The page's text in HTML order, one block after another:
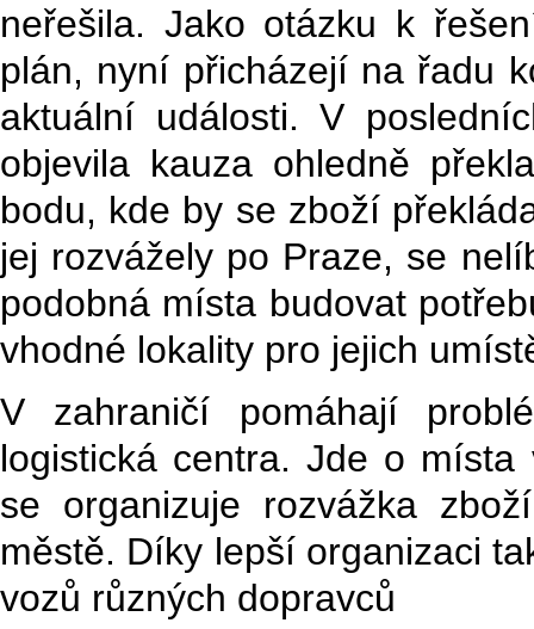
neřešila. Jako otázku k
plán, nyní přicházejí na řadu
aktuální události. V
objevila kauza ohledně
bodu, kde by se zboží
jej rozvážely po Praze, se
podobná místa budovat
vhodné lokality pro jejich
V zahraničí pomáhají
logistická centra. Jde o
se organizuje rozvážka
městě. Díky lepší organizaci
vozů různých dopravců